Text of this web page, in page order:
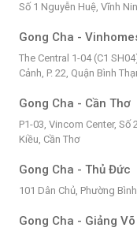
Số 1 Nguyễn Huệ, Vĩnh
Gong Cha -
The Central 1-04 (C1
Cảnh, P. 22, Quận Bình
Gong Cha - Cần Thơ
P1-03, Vincom Center, Số
Kiều, Cần Thơ
Gong Cha - Thủ Đức
101 Dân Chủ, Phường
Gong Cha - Giảng Võ